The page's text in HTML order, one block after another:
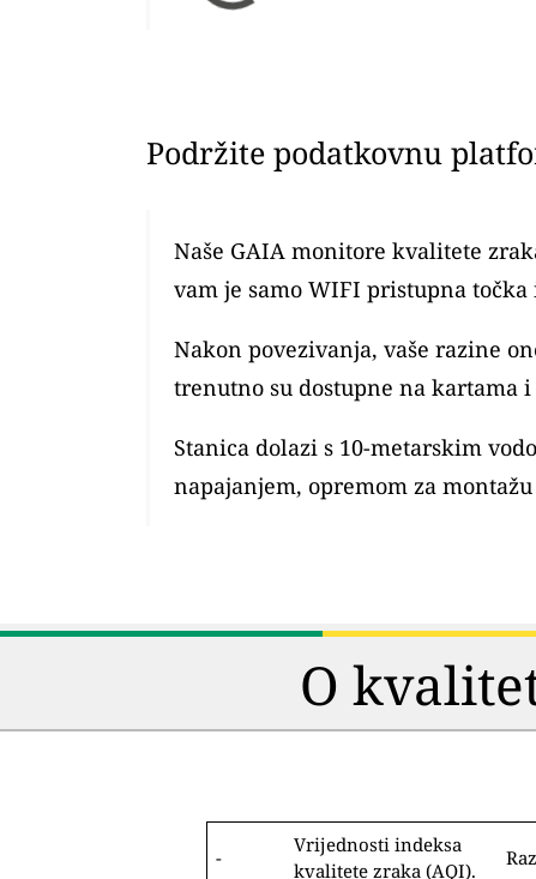
Podržite podatkovnu
Naše GAIA monitore kvalitete
vam je samo WIFI pristupna
Nakon povezivanja, vaše razine
trenutno su dostupne na kartama
Stanica dolazi s 10-metarskim
napajanjem, opremom za
O
-
Vrijednosti indeksa
kvalitete zraka (AQI).